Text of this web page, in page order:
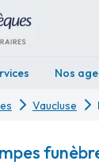
Nos
Vaucluse